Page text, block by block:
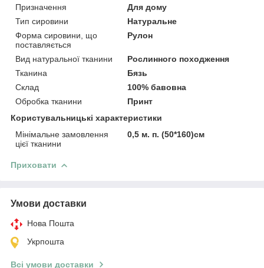
Призначення
Для дому
Тип сировини
Натуральне
Форма сировини, що
поставляється
Рулон
Вид натуральної тканини
Рослинного походження
Тканина
Бязь
Склад
100% бавовна
Обробка тканини
Принт
Користувальницькі характеристики
Мінімальне замовлення
цієї тканини
0,5 м. п. (50*160)см
Приховати
Умови доставки
Нова Пошта
Укрпошта
Всі умови доставки